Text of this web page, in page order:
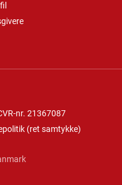
nr. 21367087
(ret samtykke)